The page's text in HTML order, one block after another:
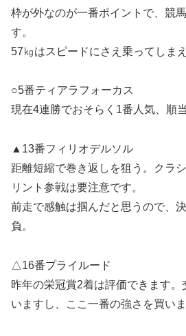
枠が外なのが一番ポイントで、競
す。
57㎏はスピードにさえ乗ってしま
○5番ティアラフォーカス
現在4連勝でおそらく1番人気、順当
▲13番フィリオデルソル
距離短縮で巻き返しを狙う。クラ
リント参戦は要注意です。
前走で感触は掴んだと思うので、
負。
△16番プライルード
昨年の栄冠賞2着は評価できます。
いますし、ここ一番の強さを買いま